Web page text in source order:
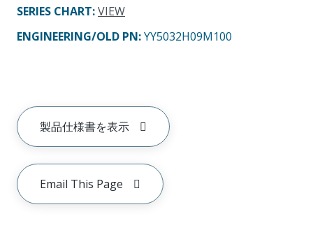
SERIES CHART:VIEW
ENGINEERING/OLD PN:YY5032H09M100
製品仕様書を表示
Email This Page